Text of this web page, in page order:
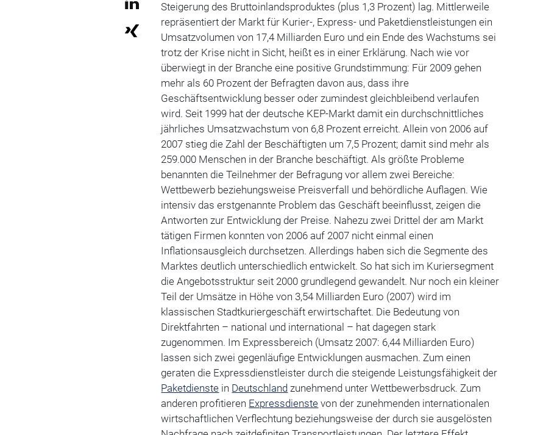
Steigerung des Bruttoinlandsproduktes (plus 1,3 Prozent) lag. Mittlerweile
repräsentiert der Markt für Kurier-, Express- und Paketdienstleistungen ein
Umsatzvolumen von 17,4 Milliarden Euro und ein Ende des Wachstums sei
trotz der Krise nicht in Sicht, heißt es in einer Erklärung. Nach wie vor
überwiegt in der Branche eine positive Grundstimmung: Für 2009 gehen
mehr als 60 Prozent der Befragten davon aus, dass ihre
Geschäftsentwicklung besser oder zumindest gleichbleibend verlaufen
wird. Seit 1999 hat der deutsche KEP-Markt damit ein durchschnittliches
jährliches Umsatzwachstum von 6,8 Prozent erreicht. Allein von 2006 auf
2007 stieg die Zahl der Beschäftigten um 7,5 Prozent; damit sind mehr als
259.000 Menschen in der Branche beschäftigt. Als größte Probleme
benannten die Teilnehmer der Befragung vor allem zwei Bereiche:
Wettbewerb beziehungsweise Preisverfall und behördliche Auflagen. Wie
intensiv das erstgenannte Problem das Geschäft beeinflusst, zeigen die
Antworten zur Entwicklung der Preise. Nahezu zwei Drittel der am Markt
tätigen Firmen konnten von 2006 auf 2007 nicht einmal einen
Inflationsausgleich durchsetzen. Allerdings haben sich die Segmente des
Marktes deutlich unterschiedlich entwickelt. So hat sich im Kuriersegment
die Angebotsstruktur seit 2000 grundlegend gewandelt. Nur noch ein kleiner
Teil der Umsätze in Höhe von 3,54 Milliarden Euro (2007) wird im
klassischen Stadtkuriergeschäft erwirtschaftet. Die Bedeutung von
Direktfahrten – national und international – hat dagegen stark
zugenommen. Im Expressbereich (Umsatz 2007: 6,44 Milliarden Euro)
lassen sich zwei gegenläufige Entwicklungen ausmachen. Zum einen
geraten die Expressdienstleister durch die steigende Leistungsfähigkeit der
Paketdienste in Deutschland zunehmend unter Wettbewerbsdruck. Zum
anderen profitieren Expressdienste von der zunehmenden internationalen
wirtschaftlichen Verflechtung beziehungsweise der durch sie ausgelösten